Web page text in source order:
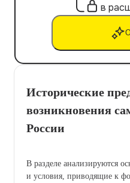
в
Исторические
возникновения
России
В разделе анализируются
и условия, приводящие к